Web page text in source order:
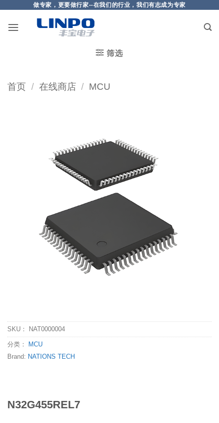
做专家，更要做行家--在我们的行业，我们有志成为专家
筛选
首页 / 在线商店 / MCU
SKU： NAT0000004
分类：
MCU
Brand: NATIONS TECH
N32G455REL7